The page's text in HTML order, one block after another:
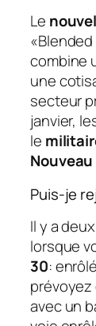
Le
«Blended
combine
une
secteur
janvier,
le
Nouveau
Puis-je
Il y a
lorsque
30:
prévoyez
avec un